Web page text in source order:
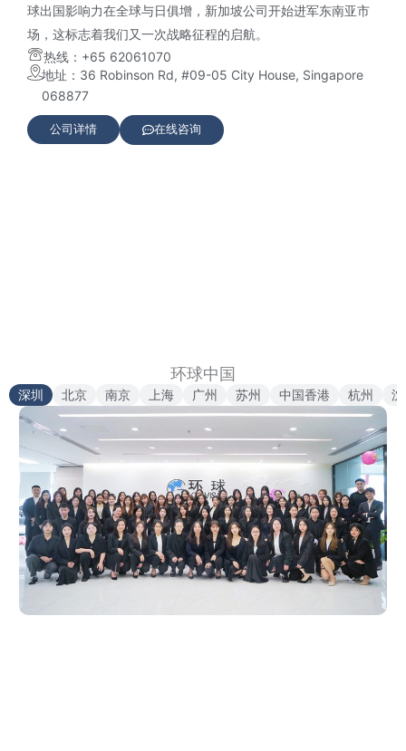
球出国影响力在全球与日俱增，新加坡公司开始进军东南亚市
场，这标志着我们又一次战略征程的启航。
热线：+65 62061070
地址：36 Robinson Rd, #09-05 City House, Singapore
068877
公司详情 在线咨询
环球中国
深圳 北京 南京 上海 广州 苏州 中国香港 杭州